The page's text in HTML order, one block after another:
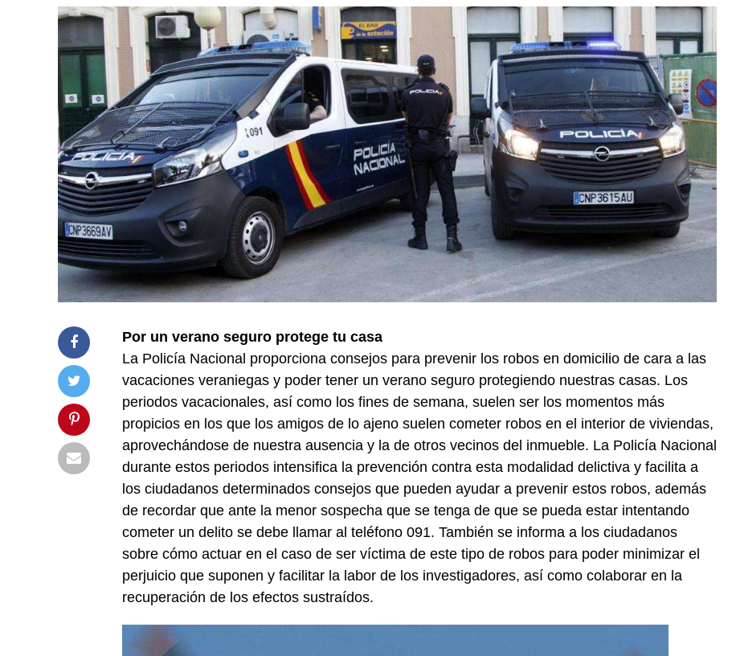
Por un verano seguro protege tu casa
La Policía Nacional proporciona consejos para prevenir los robos en domicilio de cara a las
vacaciones veraniegas y poder tener un verano seguro protegiendo nuestras casas. Los
periodos vacacionales, así como los fines de semana, suelen ser los momentos más
propicios en los que los amigos de lo ajeno suelen cometer robos en el interior de viviendas,
aprovechándose de nuestra ausencia y la de otros vecinos del inmueble. La Policía Nacional
durante estos periodos intensifica la prevención contra esta modalidad delictiva y facilita a
los ciudadanos determinados consejos que pueden ayudar a prevenir estos robos, además
de recordar que ante la menor sospecha que se tenga de que se pueda estar intentando
cometer un delito se debe llamar al teléfono 091. También se informa a los ciudadanos
sobre cómo actuar en el caso de ser víctima de este tipo de robos para poder minimizar el
perjuicio que suponen y facilitar la labor de los investigadores, así como colaborar en la
recuperación de los efectos sustraídos.